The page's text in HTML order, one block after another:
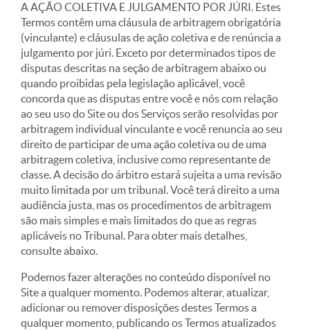
A AÇÃO COLETIVA E JULGAMENTO POR JÚRI. Estes
Termos contêm uma cláusula de arbitragem obrigatória
(vinculante) e cláusulas de ação coletiva e de renúncia a
julgamento por júri. Exceto por determinados tipos de
disputas descritas na seção de arbitragem abaixo ou
quando proibidas pela legislação aplicável, você
concorda que as disputas entre você e nós com relação
ao seu uso do Site ou dos Serviços serão resolvidas por
arbitragem individual vinculante e você renuncia ao seu
direito de participar de uma ação coletiva ou de uma
arbitragem coletiva, inclusive como representante de
classe. A decisão do árbitro estará sujeita a uma revisão
muito limitada por um tribunal. Você terá direito a uma
audiência justa, mas os procedimentos de arbitragem
são mais simples e mais limitados do que as regras
aplicáveis no Tribunal. Para obter mais detalhes,
consulte abaixo.
Podemos fazer alterações no conteúdo disponível no
Site a qualquer momento. Podemos alterar, atualizar,
adicionar ou remover disposições destes Termos a
qualquer momento, publicando os Termos atualizados